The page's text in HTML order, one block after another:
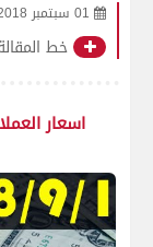
01 سبتمبر 2018
خط
اسعار